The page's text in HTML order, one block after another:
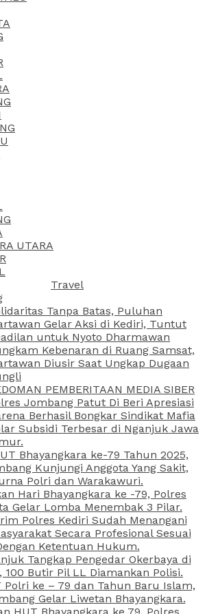
UTARA
Travel
Tanpa Batas, Puluhan
Gelar Aksi di Kediri, Tuntut
untuk Nyoto Dharmawan
Kebenaran di Ruang Samsat,
Diusir Saat Ungkap Dugaan
PEMBERITAAN MEDIA SIBER
Jombang Patut Di Beri Apresiasi
Berhasil Bongkar Sindikat Mafia
Subsidi Terbesar di Nganjuk Jawa
Bhayangkara ke-79 Tahun 2025,
Kunjungi Anggota Yang Sakit,
Polri dan Warakawuri.
Hari Bhayangkara ke -79, Polres
Gelar Lomba Menembak 3 Pilar.
Polres Kediri Sudah Menangani
Secara Profesional Sesuai
Ketentuan Hukum.
Tangkap Pengedar Okerbaya di
100 Butir Pil LL Diamankan Polisi.
Polri ke – 79 dan Tahun Baru Islam,
Gelar Liwetan Bhayangkara.